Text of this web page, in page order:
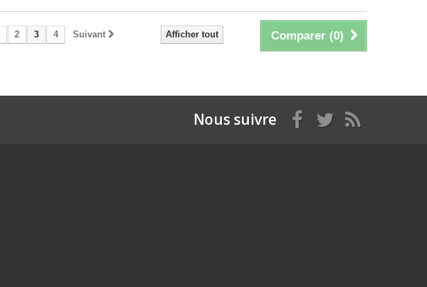
Comparer (0)
Afficher tout
2 3 4 Suivant
Nous suivre